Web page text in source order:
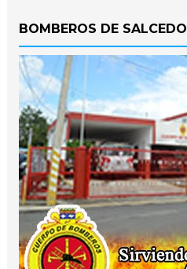
BOMBEROS DE SALCEDO